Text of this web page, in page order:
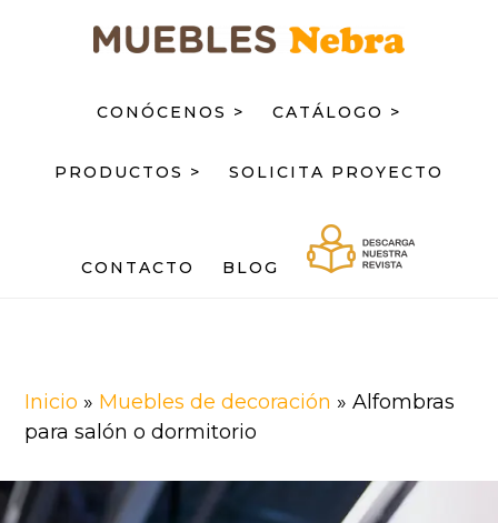
CONÓCENOS > CATÁLOGO >
PRODUCTOS > SOLICITA PROYECTO
CONTACTO BLOG
Inicio » Muebles de decoración »Alfombras
para salón o dormitorio